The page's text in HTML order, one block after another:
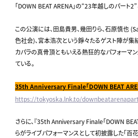
「DOWN BEAT ARENA」の“23年越しのパート
この公演には、田島貴男、幾田りら、石原慎也
色社会)、宮本浩次という錚々たるゲスト陣が集
カパラの真骨頂ともいえる熱狂的なパフォーマ
ている。
35th Anniversary Finale「DOWN BEAT
https://tokyoska.lnk.to/
さらに、『35th Anniversary Finale「DOWN
らがライブパフォーマンスとして初披露した「百